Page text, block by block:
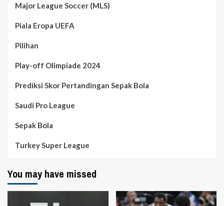
Major League Soccer (MLS)
Piala Eropa UEFA
Pilihan
Play-off Olimpiade 2024
Prediksi Skor Pertandingan Sepak Bola
Saudi Pro League
Sepak Bola
Turkey Super League
You may have missed